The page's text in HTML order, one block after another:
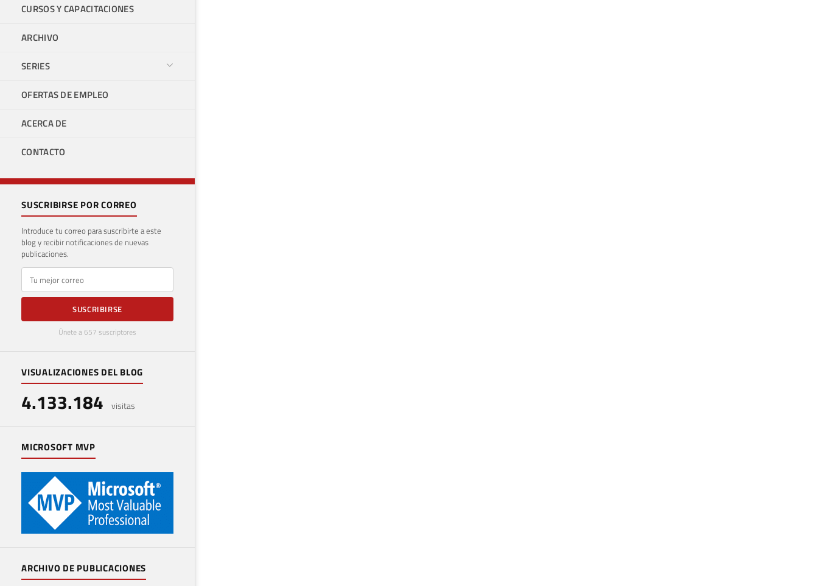
CURSOS Y CAPACITACIONES
ARCHIVO
SERIES
OFERTAS DE EMPLEO
ACERCA DE
CONTACTO
SUSCRIBIRSE POR CORREO
Introduce tu correo para suscribirte a este
blog y recibir notificaciones de nuevas
publicaciones.
E-mail
SUSCRIBIRSE
Únete a 657 suscriptores
VISUALIZACIONES DEL BLOG
4.133.184 visitas
MICROSOFT MVP
ARCHIVO DE PUBLICACIONES